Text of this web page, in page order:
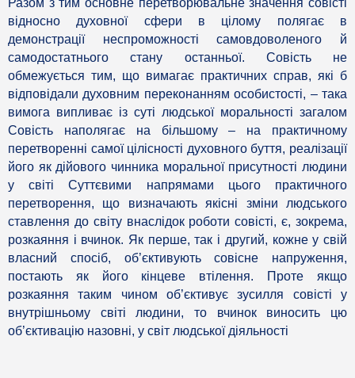
відносно духовної сфери в цілому полягає в
демонстрації неспроможності самовдоволеного й
самодостатнього стану останньої. Совість не
обмежується тим, що вимагає практичних справ, які б
відповідали духовним переконанням особистості, – така
вимога випливає із суті людської моральності загалом
Совість наполягає на більшому – на практичному
перетворенні самої цілісності духовного буття, реалізації
його як дійового чинника моральної присутності людини
у світі Суттєвими напрямами цього практичного
перетворення, що визначають якісні зміни людського
ставлення до світу внаслідок роботи совісті, є, зокрема,
розкаяння і вчинок. Як перше, так і другий, кожне у свій
власний спосіб, об’єктивують совісне напруження,
постають як його кінцеве втілення. Проте якщо
розкаяння таким чином об’єктивує зусилля совісті у
внутрішньому світі людини, то вчинок виносить цю
об’єктивацію назовні, у світ людської діяльності